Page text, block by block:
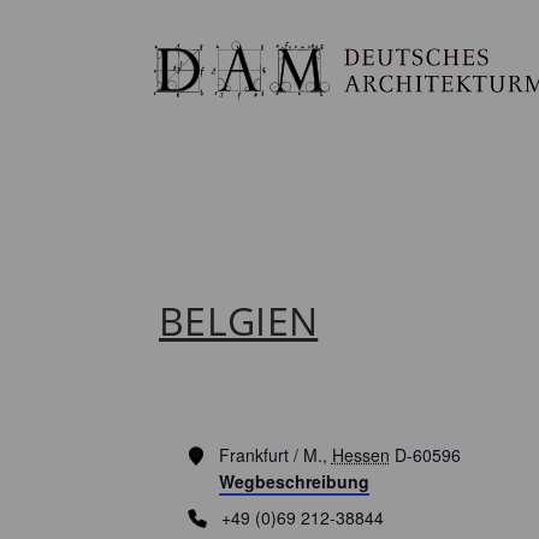
BELGIEN
AdresseFrankfurt / M., Hessen D-60596
Wegbeschreibung
Telefon+49 (0)69 212-38844